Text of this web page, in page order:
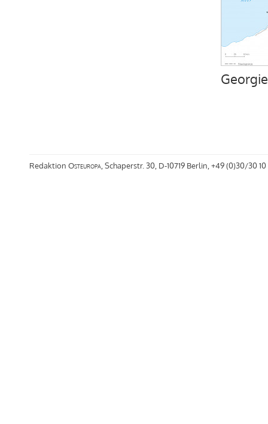
Redaktion Osteuropa , Schaperstr. 30, D-10719 Berlin, +49 (0)30/30